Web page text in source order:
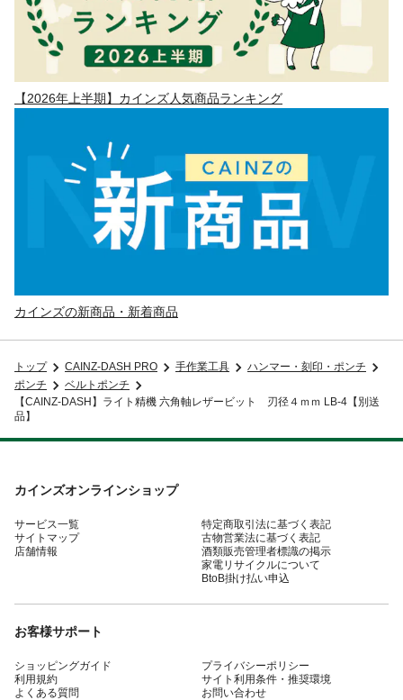
【2026年上半期】カインズ人気商品ランキング
カインズの新商品・新着商品
トップ CAINZ-DASH PRO 手作業工具
ハンマー・刻印・ポンチ
ポンチ
ベルトポンチ
【CAINZ-DASH】ライト精機 六角軸レザービット 刃径４ｍｍ LB-4【別送
品】
カインズオンラインショップ
サービス一覧
サイトマップ
店舗情報
特定商取引法に基づく表記
古物営業法に基づく表記
酒類販売管理者標識の掲示
家電リサイクルについて
BtoB掛け払い申込
お客様サポート
ショッピングガイド
利用規約
よくある質問
プライバシーポリシー
サイト利用条件・推奨環境
お問い合わせ